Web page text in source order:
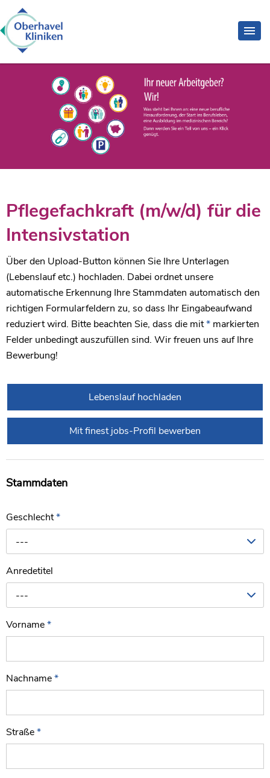
Pflegefachkraft (m/w/d) für die
Intensivstation
Über den Upload-Button können Sie Ihre Unterlagen
(Lebenslauf etc.) hochladen. Dabei ordnet unsere
automatische Erkennung Ihre Stammdaten automatisch den
richtigen Formularfeldern zu, so dass Ihr Eingabeaufwand
reduziert wird. Bitte beachten Sie, dass die mit* markierten
Felder unbedingt auszufüllen sind. Wir freuen uns auf Ihre
Bewerbung!
Lebenslauf hochladen
Mit finest jobs-Profil bewerben
Stammdaten
Geschlecht*
---
Anredetitel
---
Vorname*
Nachname*
Straße*